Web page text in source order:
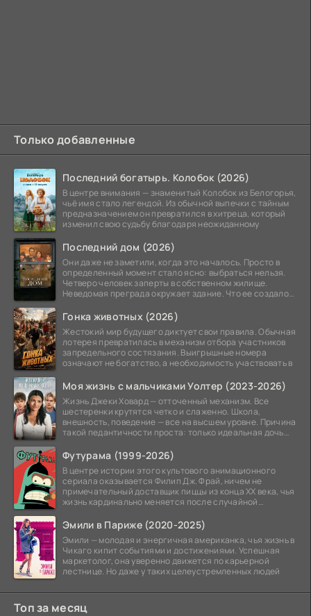
Только добавленные
Последний богатырь. Колобок (2026)
В центре внимания — знаменитый Колобок из Белогорья,
чьё имя стало легендой. Из обычной выпечки с тайным
предназначением он превратился в хитреца, который
изменил свою судьбу благодаря неожиданному
Последний дом (2026)
Они даже не заметили, когда это началось. Просто в
определенный момент стало ясно: выбраться нельзя.
Четверо человек заперты в собственном жилище.
Неведомая преграда окружает здание. Что ее создало
Гонка животных (2026)
Жестокий мир будущего диктует свои правила. Обычная
лотерея превратилась в механизм отбора участников
запредельного состязания. Выигрышные номера
означают не богатство, а необходимость участвовать в
Моя жизнь с мальчиками Уолтер (2023-2026)
Жизнь Джеки Ховард — отточенный механизм. Все
шестеренки крутятся четко и слаженно. Школа,
внешность, поведение — все на высшем уровне. Причина
такой педантичности проста: только идеальная дочь
Футурама (1999-2026)
В центре истории этого культового анимационного
сериала оказывается Филип Дж. Фрай, ничем не
примечательный доставщик пиццы из конца XX века, чья
жизнь кардинально меняется после случайной
Эмили в Париже (2020-2025)
Эмили — молодая и энергичная американка, чья жизнь в
Чикаго кипит событиями и достижениями. Успешная
маркетолог, она уверенно движется по карьерной
лестнице. Но даже у таких целеустремленных людей
Топ за месяц